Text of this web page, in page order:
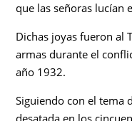
que las señoras lucían
Dichas joyas fueron al
armas durante el
año 1932.
Siguiendo con el tema
desatada en los